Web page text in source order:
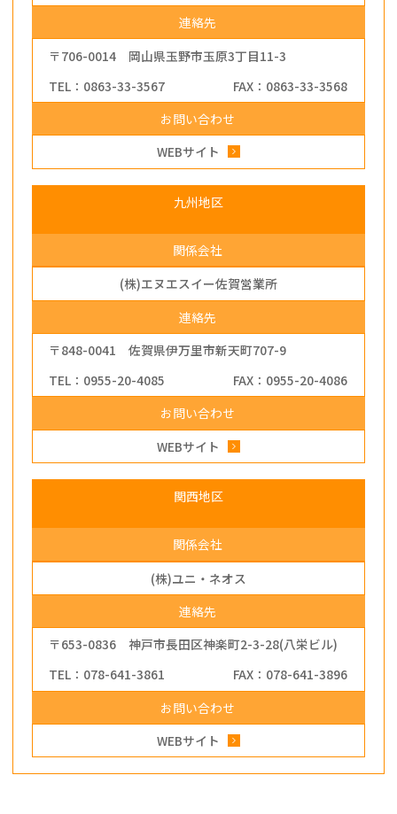
連絡先
〒706-0014 岡山県玉野市玉原3丁目11-3
TEL：0863-33-3567
FAX：0863-33-3568
お問い合わせ
WEBサイト
九州地区
関係会社
(株)エヌエスイー佐賀営業所
連絡先
〒848-0041 佐賀県伊万里市新天町707-9
TEL：0955-20-4085
FAX：0955-20-4086
お問い合わせ
WEBサイト
関西地区
関係会社
(株)ユニ・ネオス
連絡先
〒653-0836 神戸市長田区神楽町2-3-28(八栄ビル)
TEL：078-641-3861
FAX：078-641-3896
お問い合わせ
WEBサイト